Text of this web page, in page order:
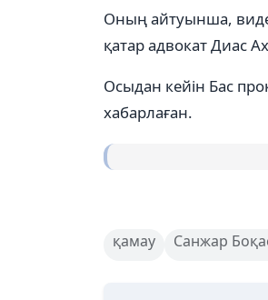
Оның айтуынша,
қатар адвокат Диас
Осыдан кейін Бас
хабарлаған.
қамау Санжар